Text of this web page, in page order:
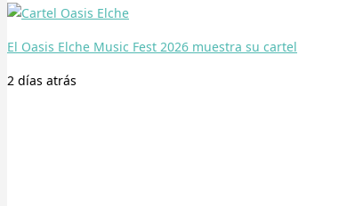
El Oasis Elche Music Fest 2026 muestra su cartel
2 días atrás